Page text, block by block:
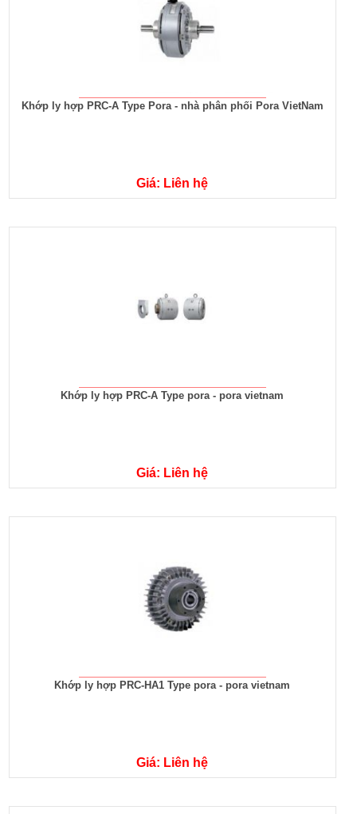
Khớp ly hợp PRC-A Type Pora - nhà phân phối Pora VietNam
Giá: Liên hệ
Khớp ly hợp PRC-A Type pora - pora vietnam
Giá: Liên hệ
Khớp ly hợp PRC-HA1 Type pora - pora vietnam
Giá: Liên hệ